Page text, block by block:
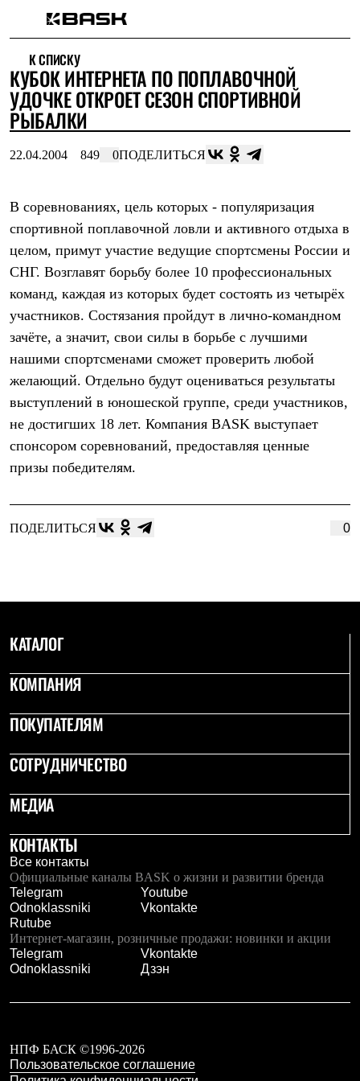
Интернет-магазин
Мужская одежда
Утепленная пухом
Куртки
Брюки
Комбинезоны
Штормовая одежда
Куртки
Софтшелл одежда
Куртки
Брюки
Флисовая одежда
Куртки
Брюки
Термобелье
Теплое термобелье
Среднее термобелье
Легкое термобелье
Лёгкая одежда
Футболки
Толстовки
Шорты
Утепленная пухом
Штормовая одежда
Софтшелл одежда
Куртки
Лёгкая одежда
Рубашки
Толстовки
Термобелье
Теплое термобелье
Легкое термобелье
Флисовая одежда
Куртки
Брюки
Детская одежда
Утепленная пухом
Комбинезоны
Куртки
Брюки
Утепленная синтетикой
Футболки
Толстовки
К СПИСКУ
КУБОК ИНТЕРНЕТА ПО ПОПЛАВОЧНОЙ
УДОЧКЕ ОТКРОЕТ СЕЗОН СПОРТИВНОЙ
РЫБАЛКИ
22.04.2004 849 0ПОДЕЛИТЬСЯ
В соревнованиях, цель которых - популяризация
спортивной поплавочной ловли и активного отдыха в
целом, примут участие ведущие спортсмены России и
СНГ. Возглавят борьбу более 10 профессиональных
команд, каждая из которых будет состоять из четырёх
участников. Состязания пройдут в лично-командном
зачёте, а значит, свои силы в борьбе с лучшими
нашими спортсменами сможет проверить любой
желающий. Отдельно будут оцениваться результаты
выступлений в юношеской группе, среди участников,
не достигших 18 лет. Компания BASK выступает
спонсором соревнований, предоставляя ценные
призы победителям.
ПОДЕЛИТЬСЯ 0
КАТАЛОГ
КОМПАНИЯ
ПОКУПАТЕЛЯМ
СОТРУДНИЧЕСТВО
МЕДИА
КОНТАКТЫ
Все контакты
Официальные каналы BASK о жизни и развитии бренда
Telegram
Youtube
Odnoklassniki
Vkontakte
Rutube
Интернет-магазин, розничные продажи: новинки и акции
Telegram
Vkontakte
Odnoklassniki
Дзэн
НПФ БАСК ©1996-2026
Пользовательское соглашение